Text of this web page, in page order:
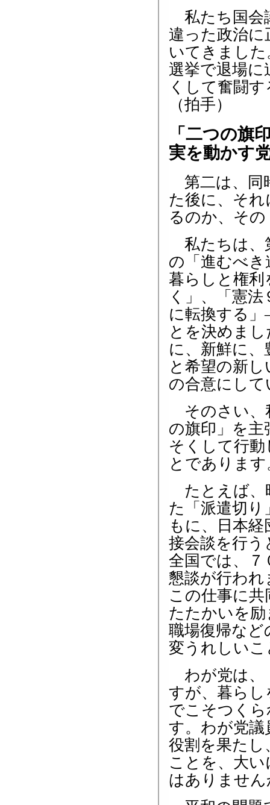
私たち国会
違った政治に
いてきまし
選挙で退場
くして奮闘
（拍手）
「二つの旗
実を
第二は、同
た後に、そ
るのか、そ
私たちは、
の「進むべ
暮らしと権利
く」、「憲
に転換する
とを決めま
に、新鮮に
と希望の新
の合意にし
そのさい、
の旗印」を
そくして行
とであります
たとえば、
た「派遣切り
もに、日本
接会談を行
全国では、７
懇談が行われ
この仕事に
たたかいを励
職場復帰な
変うれしい
わが党は、
すが、暮ら
でこそつく
す。わが党
役割を果た
ことを、大
はありませ